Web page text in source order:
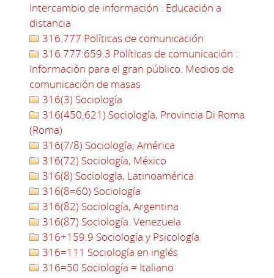
Intercambio de información : Educación a
distancia
316.777 Políticas de comunicación
316.777:659.3 Políticas de comunicación :
Información para el gran público. Medios de
comunicación de masas
316(3) Sociología
316(450.621) Sociología, Provincia Di Roma
(Roma)
316(7/8) Sociología; América
316(72) Sociología, México
316(8) Sociología, Latinoamérica
316(8=60) Sociología
316(82) Sociología, Argentina
316(87) Sociología. Venezuela
316+159.9 Sociología y Psicología
316=111 Sociología en inglés
316=50 Sociología = Italiano